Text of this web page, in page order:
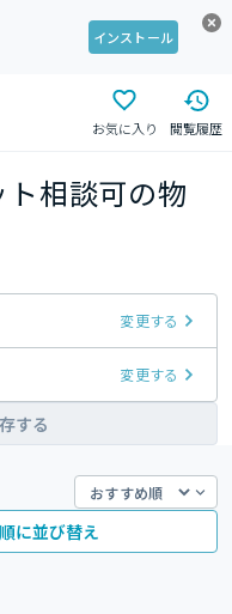
インストール
お気に入り 閲覧履歴
ト相談可の物
変更する
変更する
する
に並び替え